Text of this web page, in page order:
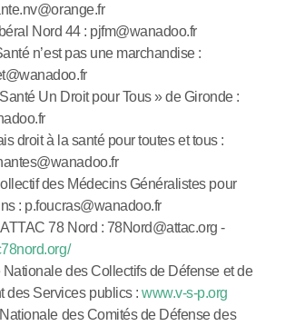
Nord 44 : pjfm@wanadoo.fr
n’est pas une marchandise :
Un Droit pour Tous » de Gironde :
droit à la santé pour toutes et tous :
des Médecins Généralistes pour
: p.foucras@wanadoo.fr
78 Nord : 78Nord@attac.org -
des Collectifs de Défense et de
des Services publics :www.v-s-p.org
des Comités de Défense des